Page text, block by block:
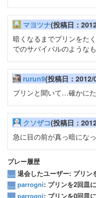
マヨツナ(投稿日：
暗くなるまでプリンをた
でのサバイバルのような
rurun9(投稿日：
プリンと聞いて…確かに
クソザコ(投稿日：
急に目の前が真っ暗にな
プレー履歴
退会したユーザー: プリン
parrogni: プリンを2回皿
parrogni: プリンを0回皿